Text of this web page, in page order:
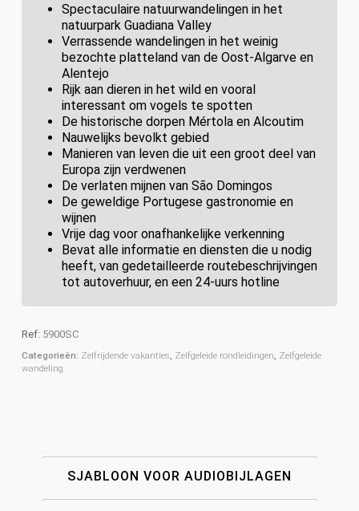
Spectaculaire natuurwandelingen in het
natuurpark Guadiana Valley
Verrassende wandelingen in het weinig
bezochte platteland van de Oost-Algarve en
Alentejo
Rijk aan dieren in het wild en vooral
interessant om vogels te spotten
De historische dorpen Mértola en Alcoutim
Nauwelijks bevolkt gebied
Manieren van leven die uit een groot deel van
Europa zijn verdwenen
De verlaten mijnen van São Domingos
De geweldige Portugese gastronomie en
wijnen
Vrije dag voor onafhankelijke verkenning
Bevat alle informatie en diensten die u nodig
heeft, van gedetailleerde routebeschrijvingen
tot autoverhuur, en een 24-uurs hotline
Ref: 5900SC
Categorieën: Zelfrijdende vakanties Zelfgeleide rondleidingen Zelfgeleide
wandeling
SJABLOON VOOR AUDIOBIJLAGEN